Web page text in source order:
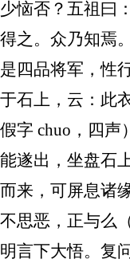
恼否？五祖曰
之。众乃知焉
四品将军，性
石上，云：此
字chuo ，四声）
遂出，坐盘石
来，可屏息诸
思恶，正与么
言下大悟。复